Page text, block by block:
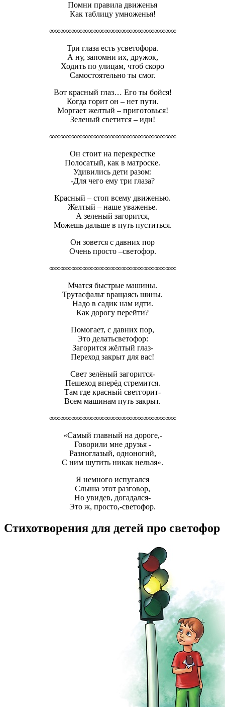
Помни правила движенья
Как таблицу умноженья!
∞∞∞∞∞∞∞∞∞∞∞∞∞∞∞∞∞∞∞∞∞∞∞
Три глаза есть усветофора.
А ну, запомни их, дружок,
Ходить по улицам, чтоб скоро
Самостоятельно ты смог.
Вот красный глаз… Его ты бойся!
Когда горит он – нет пути.
Моргает желтый – приготовься!
Зеленый светится – иди!
∞∞∞∞∞∞∞∞∞∞∞∞∞∞∞∞∞∞∞∞∞∞∞
Он стоит на перекрестке
Полосатый, как в матроске.
Удивились дети разом:
-Для чего ему три глаза?
Красный – стоп всему движенью.
Желтый – наше уваженье.
А зеленый загорится,
Можешь дальше в путь пуститься.
Он зовется с давних пор
Очень просто –светофор.
∞∞∞∞∞∞∞∞∞∞∞∞∞∞∞∞∞∞∞∞∞∞∞
Мчатся быстрые машины.
Трутасфальт вращаясь шины.
Надо в садик нам идти.
Как дорогу перейти?
Помогает, с давних пор,
Это делатьсветофор:
Загорится жёлтый глаз-
Переход закрыт для вас!
Свет зелёный загорится-
Пешеход вперёд стремится.
Там где красный светгорит-
Всем машинам путь закрыт.
∞∞∞∞∞∞∞∞∞∞∞∞∞∞∞∞∞∞∞∞∞∞∞
«Самый главный на дороге,-
Говорили мне друзья -
Разноглазый, одноногий,
С ним шутить никак нельзя».
Я немного испугался
Слыша этот разговор,
Но увидев, догадался-
Это ж, просто,-светофор.
Стихотворения для детей про светофор